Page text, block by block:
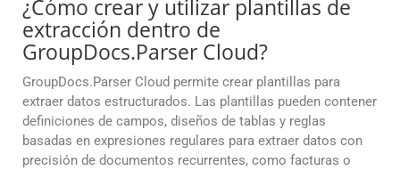
¿Cómo crear y utilizar plantillas de
extracción dentro de
GroupDocs.Parser Cloud?
GroupDocs.Parser Cloud permite crear plantillas para
extraer datos estructurados. Las plantillas pueden contener
definiciones de campos, diseños de tablas y reglas
basadas en expresiones regulares para extraer datos con
precisión de documentos recurrentes, como facturas o